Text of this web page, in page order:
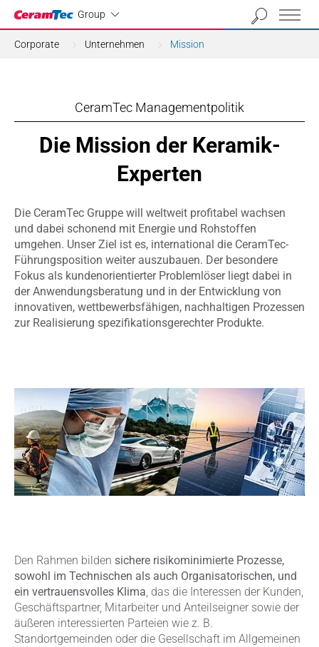
Group
Industrial
Corporate Unternehmen Mission
CeramTec Managementpolitik
Die Mission der Keramik-
Experten
Die CeramTec Gruppe will weltweit profitabel wachsen
und dabei schonend mit Energie und Rohstoffen
umgehen. Unser Ziel ist es, international die CeramTec-
Führungsposition weiter auszubauen. Der besondere
Fokus als kundenorientierter Problemlöser liegt dabei in
der Anwendungsberatung und in der Entwicklung von
innovativen, wettbewerbsfähigen, nachhaltigen Prozessen
zur Realisierung spezifikationsgerechter Produkte.
Den Rahmen bilden sichere risikominimierte Prozesse,
sowohl im Technischen als auch Organisatorischen, und
ein vertrauensvolles Klima, das die Interessen der Kunden,
Geschäftspartner, Mitarbeiter und Anteilseigner sowie der
äußeren interessierten Parteien wie z. B.
Standortgemeinden oder die Gesellschaft im Allgemeinen